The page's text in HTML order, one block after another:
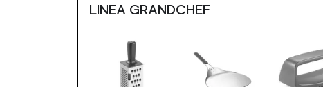
LINEA GRANDCHEF